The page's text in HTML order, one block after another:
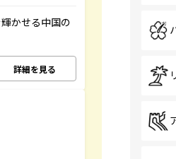
かせる中国の
詳細を見る